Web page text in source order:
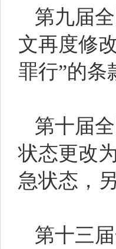
第九届
文再度修
罪行”的条
第十届
状态更改
急状态，
第十三